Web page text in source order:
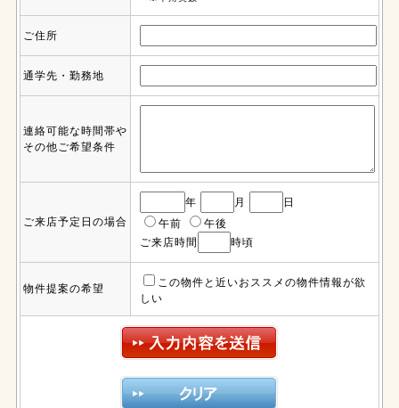
ご住所
通学先・勤務地
連絡可能な時間帯や
その他ご希望条件
ご来店予定日の場合
年 月
日
午前
午後
ご来店時間
時頃
物件提案の希望
この物件と近いおススメの物件情報が欲
しい